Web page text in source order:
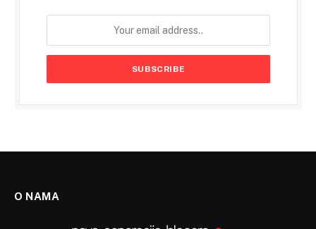
O NAMA